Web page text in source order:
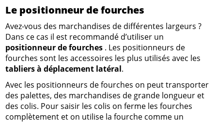
Le positionneur de fourches
Avez-vous des marchandises de différentes largeurs ?
Dans ce cas il est recommandé d’utiliser un
positionneur de fourches . Les positionneurs de
fourches sont les accessoires les plus utilisés avec les
tabliers à déplacement latéral.
Avec les positionneurs de fourches on peut transporter
des palettes, des marchandises de grande longueur et
des colis. Pour saisir les colis on ferme les fourches
complètement et on utilise la fourche comme un